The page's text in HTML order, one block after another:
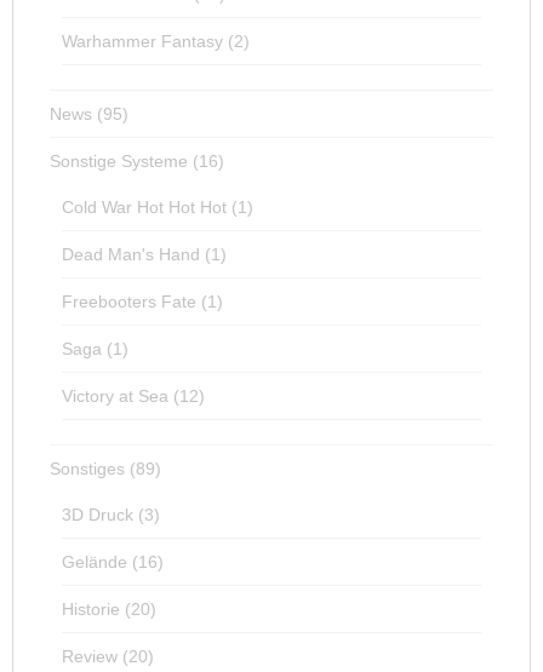
Warhammer Fantasy (2)
News (95)
Sonstige Systeme (16)
Cold War Hot Hot Hot (1)
Dead Man's Hand (1)
Freebooters Fate (1)
Saga (1)
Victory at Sea (12)
Sonstiges (89)
3D Druck (3)
Gelände (16)
Historie (20)
Review (20)